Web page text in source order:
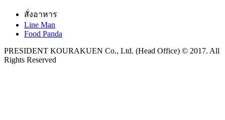
สั่งอาหาร
Line Man
Food Panda
PRESIDENT KOURAKUEN Co., Ltd. (Head Office) © 2017. All
Rights Reserved